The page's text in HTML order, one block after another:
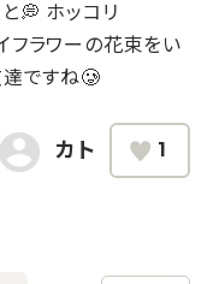
💭 ホッコリ
フラワーの花束をい
ですね🥲
カト 1